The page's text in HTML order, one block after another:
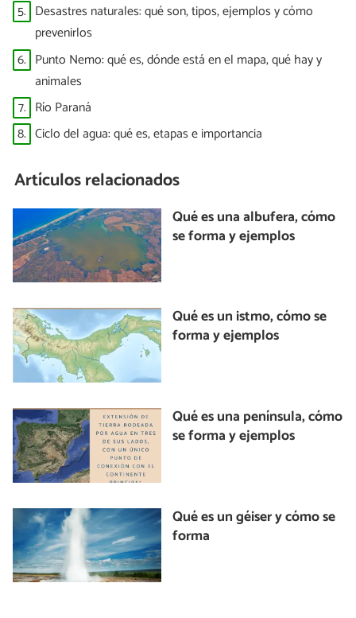
5. Desastres naturales: qué son, tipos, ejemplos y cómo
prevenirlos
6. Punto Nemo: qué es, dónde está en el mapa, qué hay y
animales
7. Río Paraná
8. Ciclo del agua: qué es, etapas e importancia
Artículos relacionados
Qué es una albufera, cómo
se forma y ejemplos
Qué es un istmo, cómo se
forma y ejemplos
Qué es una península, cómo
se forma y ejemplos
Qué es un géiser y cómo se
forma